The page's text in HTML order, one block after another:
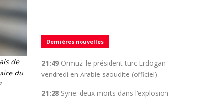
de
du
Dernières nouvelles
21:49 Ormuz: le président turc Erdogan
vendredi en Arabie saoudite (officiel)
21:28 Syrie: deux morts dans l'explosion